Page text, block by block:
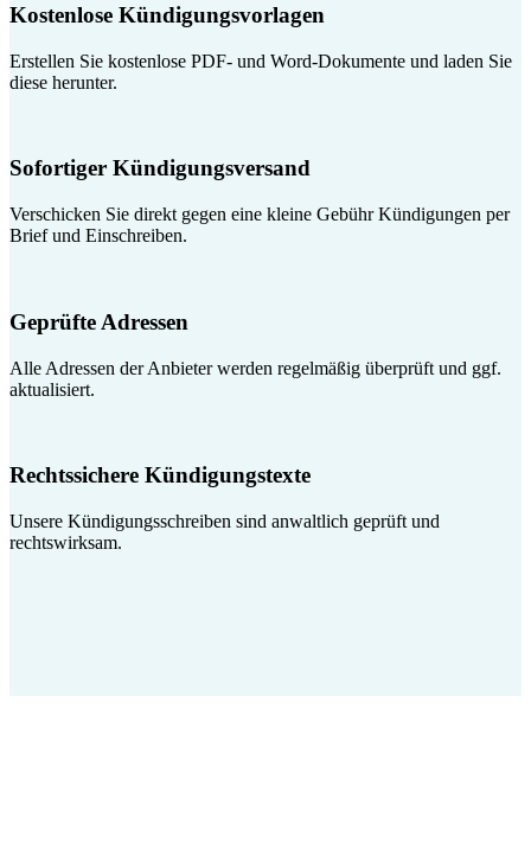
Kostenlose Kündigungsvorlagen
Erstellen Sie kostenlose PDF- und Word-Dokumente und laden Sie
diese herunter.
Sofortiger Kündigungsversand
Verschicken Sie direkt gegen eine kleine Gebühr Kündigungen per
Brief und Einschreiben.
Geprüfte Adressen
Alle Adressen der Anbieter werden regelmäßig überprüft und ggf.
aktualisiert.
Rechtssichere Kündigungstexte
Unsere Kündigungsschreiben sind anwaltlich geprüft und
rechtswirksam.